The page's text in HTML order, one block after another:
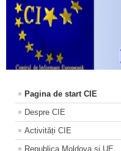
Pagina de start CIE
Despre CIE
Activități CIE
Republica Moldova și UE